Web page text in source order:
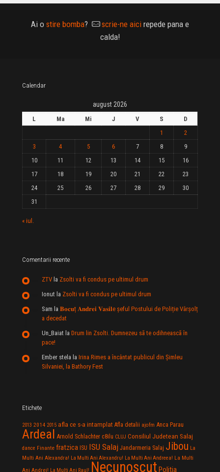
Ai o stire bomba? scrie-ne aici repede pana e
calda!
Calendar
august 2026
L Ma Mi J V S
D
1
2
3
4 5 6 7 8
9
10
11 12 13 14 15
16
17
18 19 20 21 22
23
24
25 26 27 28 29
30
31
« iul.
Comentarii recente
ZTV la Zsolti va fi condus pe ultimul drum
Ionut la Zsolti va fi condus pe ultimul drum
Sam la 𝐁𝐨𝐜𝐮ț 𝐀𝐧𝐝𝐫𝐞𝐢 𝐕𝐚𝐬𝐢𝐥e şeful Postului de Poliție Vârșolț
a decedat
Un_Baiat la Drum lin Zsolti. Dumnezeu sã te odihneascã în
pace!
Ember stela la Irina Rimes a încântat publicul din Şimleu
Silvaniei, la Bathory Fest
Etichete
2013 2014 2015 afla ce s-a intamplat Afla detalii ajofm Anca Parau
Ardeal Arnold Schlachter c8ilu CLUJ Consiliul Judetean Salaj
dance Finante fratzica ISU ISU Salaj Jandarmeria Salaj Jibou La
Multi Ani Alexandra! La Multi Ani Alexandru! La Multi Ani Andreea! La Multi
Ani Andrei! La Multi Ani Raul! Necunoscut Politia